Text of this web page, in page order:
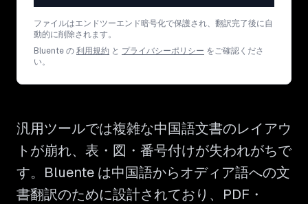
ファイルはエンドツーエンド暗号化で保護され、翻訳完了後に自
動的に削除されます。
Bluente の利用規約 と プライバシーポリシー をご確認くださ
い。
汎用ツールでは複雑な中国語文書のレイアウ
トが崩れ、表・図・番号付けが失われがちで
す。Bluente は中国語からオディア語への文
書翻訳のために設計されており、PDF・